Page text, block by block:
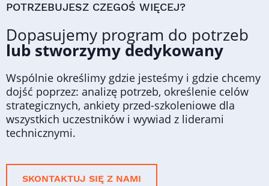
POTRZEBUJESZ CZEGOŚ WIĘCEJ?
Dopasujemy program do potrzeb
lub stworzymy dedykowany
Wspólnie określimy gdzie jesteśmy i gdzie chcemy
dojść poprzez: analizę potrzeb, określenie celów
strategicznych, ankiety przed-szkoleniowe dla
wszystkich uczestników i wywiad z liderami
technicznymi.
SKONTAKTUJ SIĘ Z NAMI